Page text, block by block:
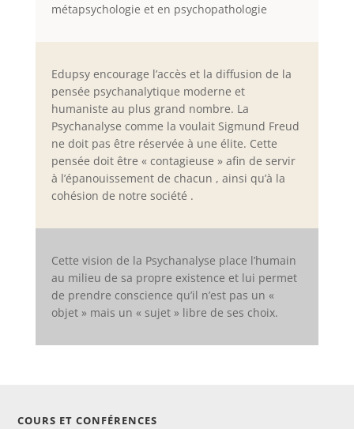
métapsychologie et en psychopathologie
Edupsy encourage l’accès et la diffusion de la
pensée psychanalytique moderne et
humaniste au plus grand nombre. La
Psychanalyse comme la voulait Sigmund Freud
ne doit pas être réservée à une élite. Cette
pensée doit être « contagieuse » afin de servir
à l’épanouissement de chacun , ainsi qu’à la
cohésion de notre société .
Cette vision de la Psychanalyse place l’humain
au milieu de sa propre existence et lui permet
de prendre conscience qu’il n’est pas un «
objet » mais un « sujet » libre de ses choix.
COURS ET CONFÉRENCES